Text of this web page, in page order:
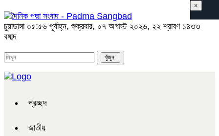
চুয়াডাঙ্গা ০৫:৫৬ পূর্বাহ্ন, শুক্রবার, ০৭ অগাস্ট ২০২৬, ২২ শ্রাবণ ১৪৩৩
বঙ্গাব্দ
প্রচ্ছদ
জাতীয়
×